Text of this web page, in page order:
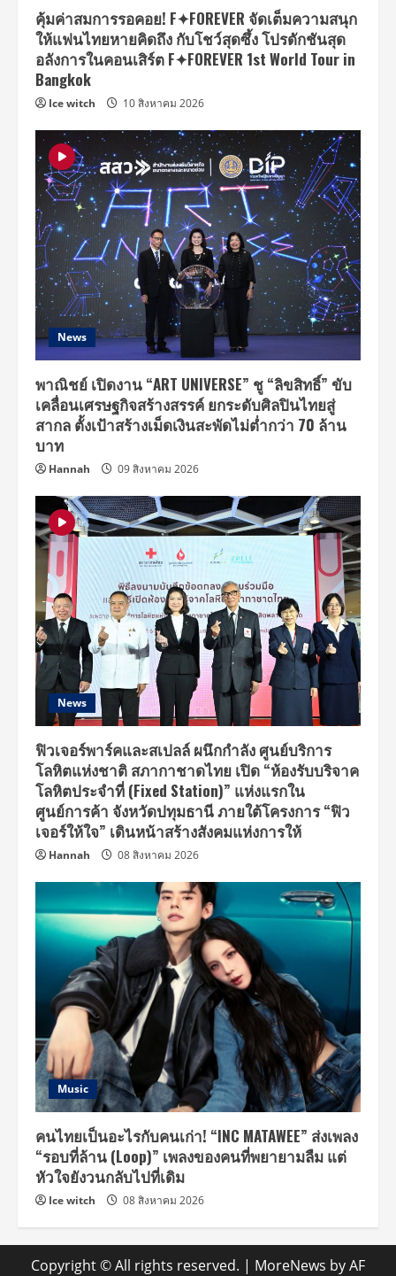
คุ้มค่าสมการรอคอย! F✦FOREVER จัดเต็มความสนุก
ให้แฟนไทยหายคิดถึง กับโชว์สุดซึ้ง โปรดักชันสุด
อลังการในคอนเสิร์ต F✦FOREVER 1st World Tour in
Bangkok
Ice witch 10 สิงหาคม 2026
News
พาณิชย์ เปิดงาน “ART UNIVERSE” ชู “ลิขสิทธิ์” ขับ
เคลื่อนเศรษฐกิจสร้างสรรค์ ยกระดับศิลปินไทยสู่
สากล ตั้งเป้าสร้างเม็ดเงินสะพัดไม่ต่ำกว่า 70 ล้าน
บาท
Hannah 09 สิงหาคม 2026
News
ฟิวเจอร์พาร์คและสเปลล์ ผนึกกำลัง ศูนย์บริการ
โลหิตแห่งชาติ สภากาชาดไทย เปิด “ห้องรับบริจาค
โลหิตประจำที่ (Fixed Station)” แห่งแรกใน
ศูนย์การค้า จังหวัดปทุมธานี ภายใต้โครงการ “ฟิว
เจอร์ให้ใจ” เดินหน้าสร้างสังคมแห่งการให้
Hannah 08 สิงหาคม 2026
Music
คนไทยเป็นอะไรกับคนเก่า! “INC MATAWEE” ส่งเพลง
“รอบที่ล้าน (Loop)” เพลงของคนที่พยายามลืม แต่
หัวใจยังวนกลับไปที่เดิม
Ice witch 08 สิงหาคม 2026
Copyright © All rights reserved. | MoreNews by AF